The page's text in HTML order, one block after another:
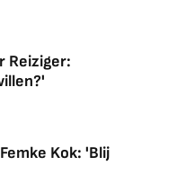
Reiziger:
Kok: 'Blij